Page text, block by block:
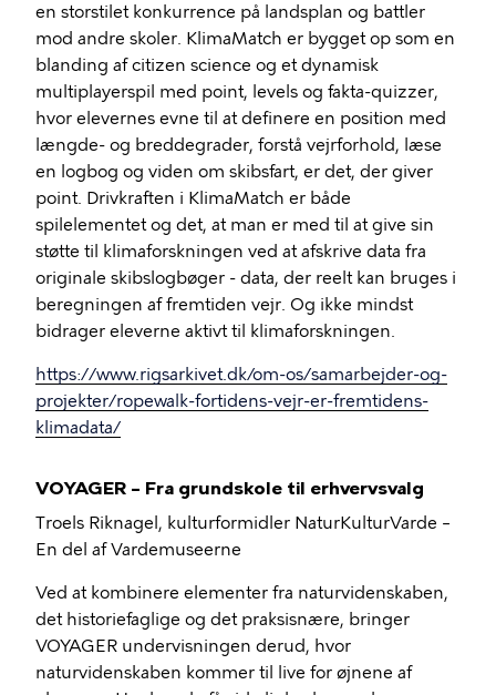
en storstilet konkurrence på landsplan og battler
mod andre skoler. KlimaMatch er bygget op som en
blanding af citizen science og et dynamisk
multiplayerspil med point, levels og fakta-quizzer,
hvor elevernes evne til at definere en position med
længde- og breddegrader, forstå vejrforhold, læse
en logbog og viden om skibsfart, er det, der giver
point. Drivkraften i KlimaMatch er både
spilelementet og det, at man er med til at give sin
støtte til klimaforskningen ved at afskrive data fra
originale skibslogbøger - data, der reelt kan bruges i
beregningen af fremtiden vejr. Og ikke mindst
bidrager eleverne aktivt til klimaforskningen.
https://www.rigsarkivet.dk/om-os/samarbejder-og-
projekter/ropewalk-fortidens-vejr-er-fremtidens-
klimadata/
VOYAGER – Fra grundskole til erhvervsvalg
Troels Riknagel, kulturformidler NaturKulturVarde –
En del af Vardemuseerne
Ved at kombinere elementer fra naturvidenskaben,
det historiefaglige og det praksisnære, bringer
VOYAGER undervisningen derud, hvor
naturvidenskaben kommer til live for øjnene af